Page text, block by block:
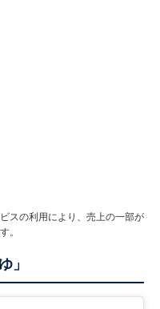
スの利用により、売上の一部が
。
」